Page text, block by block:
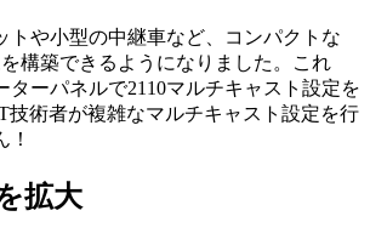
トや小型の中継車など、コンパクトな
を構築できるようになりました。これ
ターパネルで2110マルチキャスト設定を
技術者が複雑なマルチキャスト設定を行
！
拡大